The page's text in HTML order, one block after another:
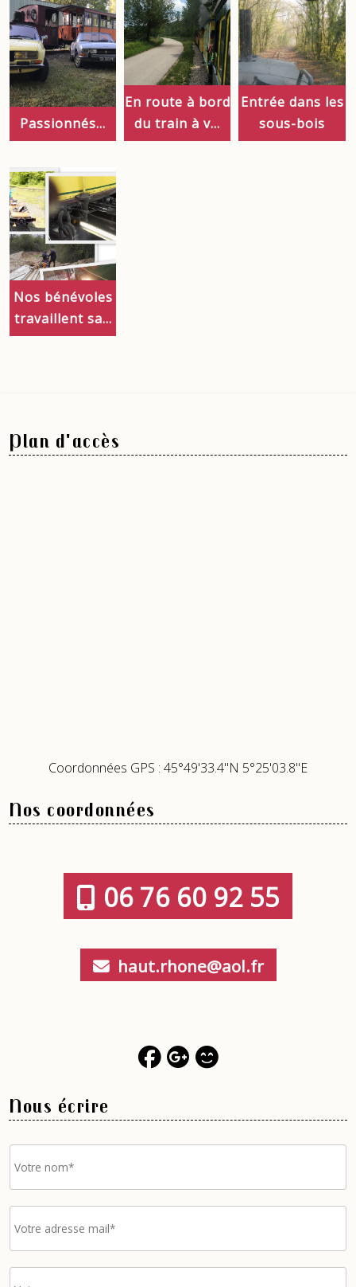
Passionnés...
En route à bord
du train à v...
Entrée dans les
sous-bois
Nos bénévoles
travaillent sa...
Plan d'accès
Coordonnées GPS : 45°49'33.4"N 5°25'03.8"E
Nos coordonnées
06 76 60 92 55
haut.rhone@aol.fr
Nous écrire